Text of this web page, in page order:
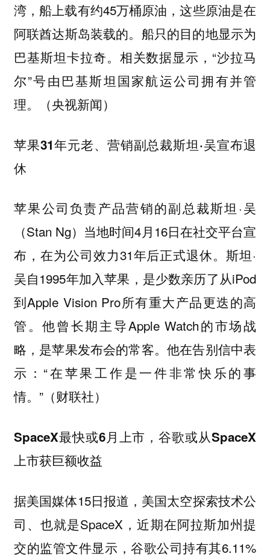
湾，船上载有约45万桶原油，这些原油是在
阿联酋达斯岛装载的。船只的目的地显示为
巴基斯坦卡拉奇。相关数据显示，“沙拉马
尔”号由巴基斯坦国家航运公司拥有并管
理。（央视新闻）
苹果31年元老、营销副总裁斯坦·吴宣布退
休
苹果公司负责产品营销的副总裁斯坦·吴
（Stan Ng）当地时间4月16日在社交平台宣
布，在为公司效力31年后正式退休。斯坦·
吴自1995年加入苹果，是少数亲历了从iPod
到Apple Vision Pro所有重大产品更迭的高
管。他曾长期主导Apple Watch的市场战
略，是苹果发布会的常客。他在告别信中表
示：“在苹果工作是一件非常快乐的事
情。”（财联社）
SpaceX最快或6月上市，谷歌或从SpaceX
上市获巨额收益
据美国媒体15日报道，美国太空探索技术公
司、也就是SpaceX，近期在阿拉斯加州提
交的监管文件显示，谷歌公司持有其6.11%